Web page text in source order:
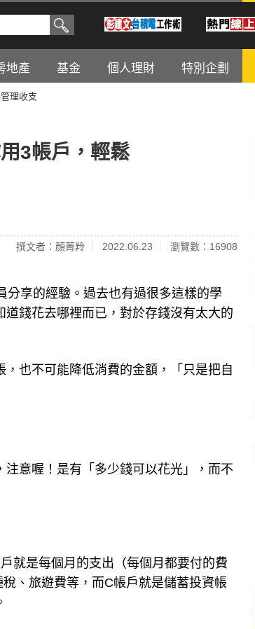
地產 基金 個人理財 特別企劃
理收支
3帳戶，輕鬆
撰文者：顏菁羚 2022.06.23 瀏覽數：16908
分享的經驗。過去也有過很多這樣的學
錢花去哪裡而已，對於存錢沒有太大的
也不可能降低消費的金額，「只是把自
意喔！是有「多少錢可以花光」，而不
就是每個月的支出（每個月都要付的費
、旅遊費等，而C帳戶就是儲蓄投資帳